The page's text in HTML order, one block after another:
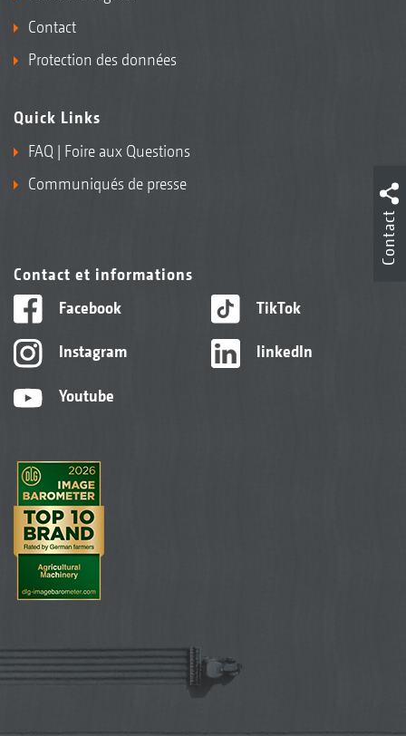
Contact
Protection des données
Quick Links
FAQ | Foire aux Questions
Communiqués de presse
Contact et informations
Facebook
Instagram
Youtube
TikTok
linkedIn
Contact